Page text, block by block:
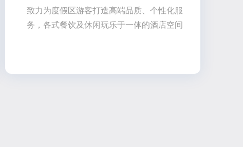
致力为度假区游客打造高端品质、个性化服
务，各式餐饮及休闲玩乐于一体的酒店空间